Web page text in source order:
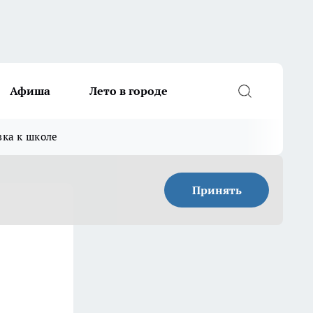
Афиша Лето в городе
к школе
Принять